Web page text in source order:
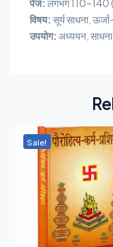
विषय: सूर्य साधना,
उपयोग: अध्ययन,
Sale!